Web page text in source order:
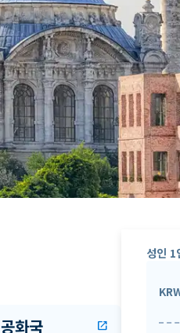
화국 open_in_new
성인 1